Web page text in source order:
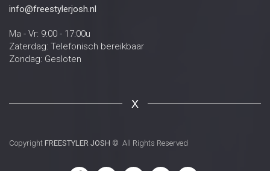
info@freestylerjosh.nl
Ma - Vr: 9:00 - 17:00u
Zaterdag: Telefonisch bereikbaar
Zondag: Gesloten
X
Copyright FREESTYLER JOSH © All Rights Reserved